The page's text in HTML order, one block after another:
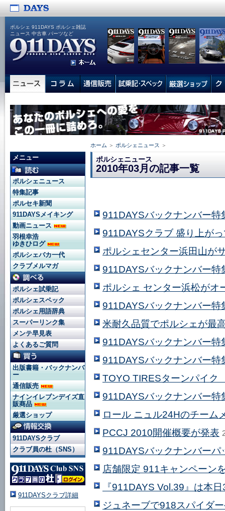
ポルシェ 911DAYS ポルシェ雑誌
ニュース 中古車 パーツなど
ホーム ＞ ポルシェニュース ＞
ポルシェニュース
2010年03月の記事一覧
911DAYSバックナンバー特
911DAYSクラブ 盛り上が
ポルシェセンター浜田山が
911DAYSバックナンバー特
ポルシェ センター浜松がオ
911DAYSバックナンバー特
米耐久品質でポルシェが最
911DAYSバックナンバー特
911DAYSバックナンバー特
TOYO TIRESターンパイ
911DAYSバックナンバー特
ロール ニュル24Hのチーム
PCCJ 2010開催概要が発表
911DAYSバックナンバー
店舗限定 911キャンペーン
『911DAYS Vol.39』は本
ジュネーブで918スパイダ
メニュー
ポルシェニュース
特集記事
ポルセキ新聞
911DAYSメイキング
動画ニュース
羽根幸浩
ゆきひログ
ポルシェバカ一代
クラブメルマガ
ポルシェ試乗記
ポルシェスペック
ポルシェ用語辞典
スーパーリンク集
メンテ早見表
よくあるご質問
出版書籍・バックナンバ
ー
通信販売
ナインイレブンデイズ直
販商品
厳選ショップ
911DAYSクラブ
クラブ員の杜（SNS）
911DAYSクラブ詳細